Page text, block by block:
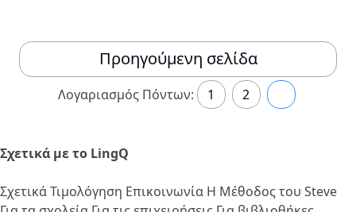
Προηγούμενη σελίδα
Λογαριασμός Πόντων: 1 2
Σχετικά με το LingQ
ΣχετικάΤιμολόγηση Επικοινωνία Η Μέθοδος του Steve